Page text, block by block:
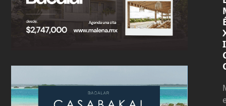
I